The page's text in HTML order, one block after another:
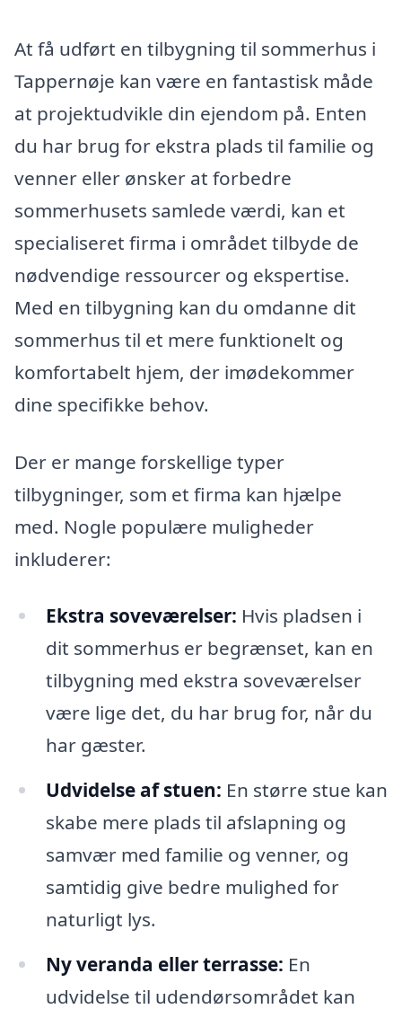
At få udført en tilbygning til sommerhus i
Tappernøje kan være en fantastisk måde
at projektudvikle din ejendom på. Enten
du har brug for ekstra plads til familie og
venner eller ønsker at forbedre
sommerhusets samlede værdi, kan et
specialiseret firma i området tilbyde de
nødvendige ressourcer og ekspertise.
Med en tilbygning kan du omdanne dit
sommerhus til et mere funktionelt og
komfortabelt hjem, der imødekommer
dine specifikke behov.
Der er mange forskellige typer
tilbygninger, som et firma kan hjælpe
med. Nogle populære muligheder
inkluderer:
Ekstra soveværelser: Hvis pladsen i
dit sommerhus er begrænset, kan en
tilbygning med ekstra soveværelser
være lige det, du har brug for, når du
har gæster.
Udvidelse af stuen: En større stue kan
skabe mere plads til afslapning og
samvær med familie og venner, og
samtidig give bedre mulighed for
naturligt lys.
Ny veranda eller terrasse: En
udvidelse til udendørsområdet kan